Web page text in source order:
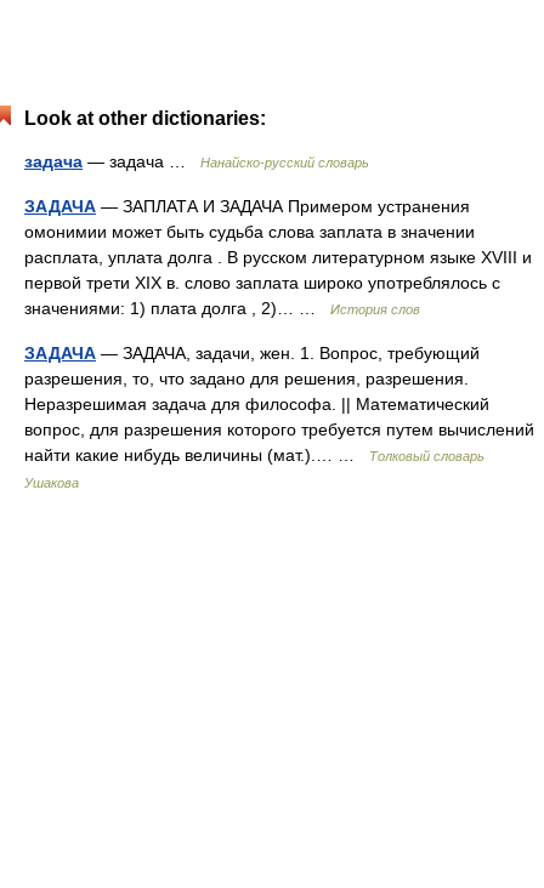
Look at other dictionaries:
задача — задача … Нанайско-русский словарь
ЗАДАЧА — ЗАПЛАТА И ЗАДАЧА Примером устранения
омонимии может быть судьба слова заплата в значении
расплата, уплата долга . В русском литературном языке XVIII и
первой трети XIX в. слово заплата широко употреблялось с
значениями: 1) плата долга , 2)… …
История слов
ЗАДАЧА — ЗАДАЧА, задачи, жен. 1. Вопрос, требующий
разрешения, то, что задано для решения, разрешения.
Неразрешимая задача для философа. || Математический
вопрос, для разрешения которого требуется путем вычислений
найти какие нибудь величины (мат.).… …
Толковый словарь
Ушакова